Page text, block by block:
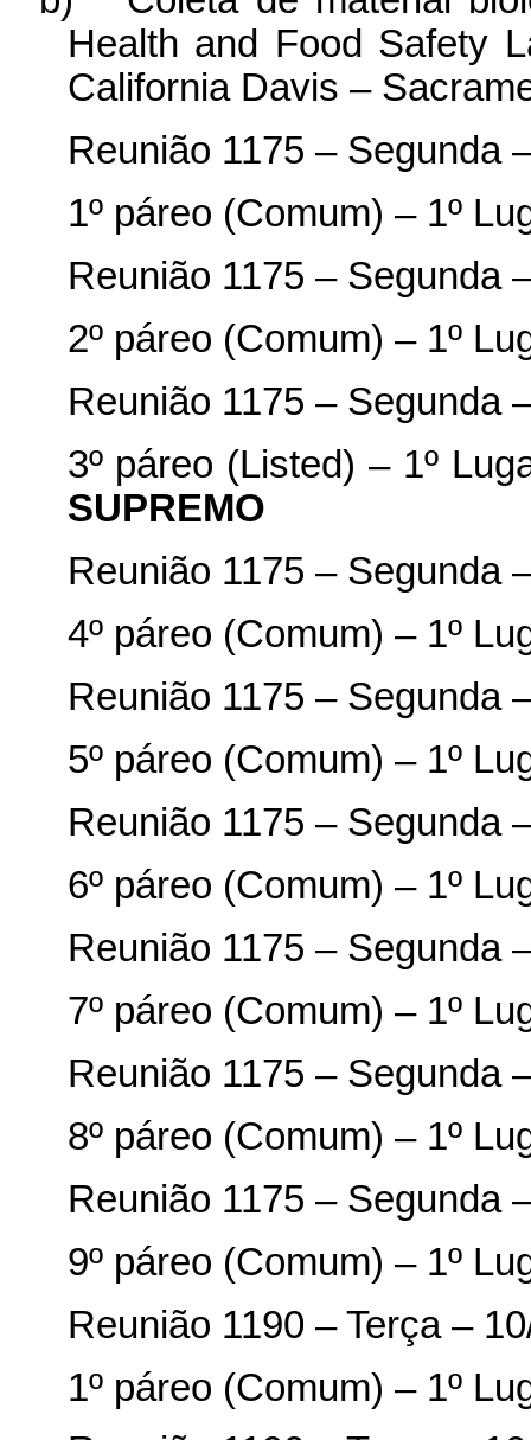
Health and Food Safety
California Davis –
Reunião 1175 – Segunda
1º páreo (Comum) – 1º
Reunião 1175 – Segunda
2º páreo (Comum) – 1º
Reunião 1175 – Segunda
3º páreo (Listed) – 1º
SUPREMO
Reunião 1175 – Segunda
4º páreo (Comum) – 1º
Reunião 1175 – Segunda
5º páreo (Comum) – 1º
Reunião 1175 – Segunda
6º páreo (Comum) – 1º
Reunião 1175 – Segunda
7º páreo (Comum) – 1º
Reunião 1175 – Segunda
8º páreo (Comum) – 1º
Reunião 1175 – Segunda
9º páreo (Comum) – 1º
Reunião 1190 – Terça –
1º páreo (Comum) – 1º